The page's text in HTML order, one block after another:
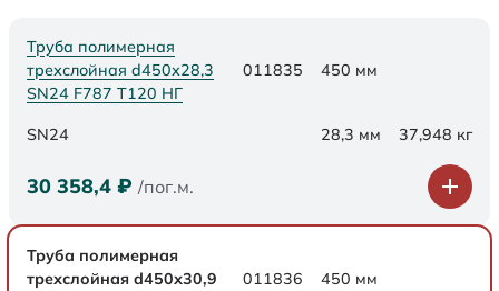
Труба полимерная
трехслойная d450х28,3
SN24 F787 Т120 НГ
011835 450 мм
SN24 28,3 мм 37,948 кг
30 358,4 ₽ /пог.м.
Труба полимерная
трехслойная d450х30,9
011836 450 мм